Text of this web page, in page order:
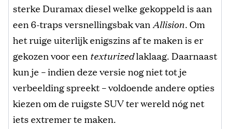
sterke Duramax diesel welke gekoppeld is aan
een 6-traps versnellingsbak vanAllision.Om
het ruige uiterlijk enigszins af te maken is er
gekozen voor een texturizedlaklaag. Daarnaast
kun je – indien deze versie nog niet tot je
verbeelding spreekt – voldoende andere opties
kiezen om de ruigste SUV ter wereld nóg net
iets extremer te maken.